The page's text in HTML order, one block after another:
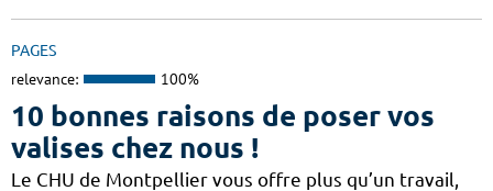
PAGES
relevance: 100%
10 bonnes raisons de poser vos
valises chez nous !
Le CHU de Montpellier vous offre plus qu’un travail,